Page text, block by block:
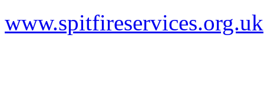
www.spitfireservices.org.uk